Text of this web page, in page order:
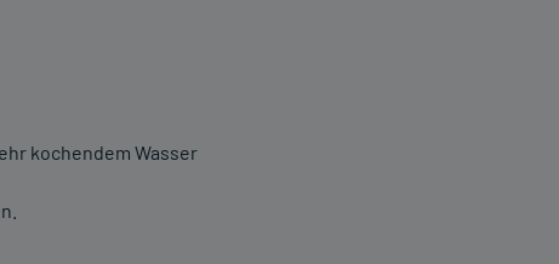
kochendem Wasser